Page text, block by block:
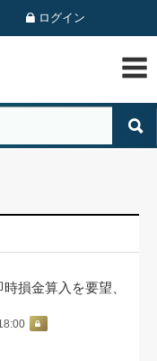
ログイン
損金算入を要望、